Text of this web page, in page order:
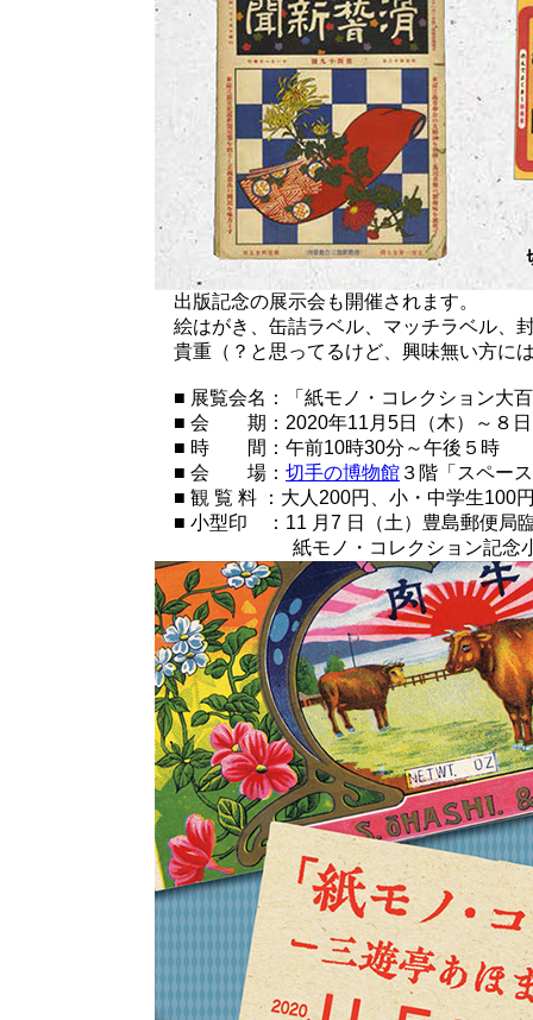
出版記念の展示会も開催されます。
絵はがき、缶詰ラベル、マッチラベル、
貴重（？と思ってるけど、興味無い方に
■ 展覧会名：「紙モノ・コレクション大
■ 会 期：2020年11月5日（木）～８日
■ 時 間：午前10時30分～午後５時
■ 会 場： 切手の博物館 ３階「スペー
■ 観 覧 料 ：大人200円、小・中学生100
■ 小型印 ：11 月7 日（土）豊島郵便局
紙モノ・コレクション記念小型